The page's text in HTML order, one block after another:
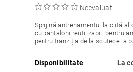
Neevaluat
Sprijină antrenamentul la olită al
cu pantaloni reutilizabili pentru
pentru tranziția de la scutece la
Disponibilitate La